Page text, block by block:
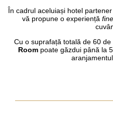
În cadrul aceluiași hotel
vă propune o experiență
Cu o suprafață totală de 60 de
Room poate găzdui până la